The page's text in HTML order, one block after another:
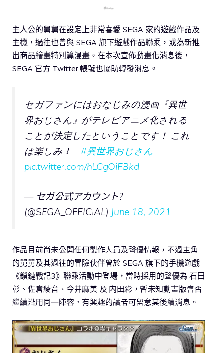
主人公的舅舅在設定上非常喜愛 SEGA 家的遊戲作品及
主機，過往也曾與 SEGA 旗下遊戲作品聯乘，或為新推
出商品繪畫特別篇漫畫。在本次宣佈動畫化消息後，
SEGA 官方 Twitter 帳號也協助轉發消息。
セガファンにはおなじみの漫画『異世
界おじさん』がテレビアニメ化される
ことが決定したということです！ これ
は楽しみ！ #異世界おじさん
pic.twitter.com/hLCgOiFBkd
— セガ公式アカウント?
(@SEGA_OFFICIAL) June 18, 2021
作品目前尚未公開任何製作人員及聲優情報，不過主角
的舅舅及其過往的冒險伙伴曾於 SEGA 旗下的手機遊戲
《鎖鏈戰記3》聯乘活動中登場，當時採用的聲優為 石田
彰、佐倉綾音、今井麻美 及 内田彩，暫未知動畫版會否
繼續沿用同一陣容。有興趣的讀者可留意其後續消息。